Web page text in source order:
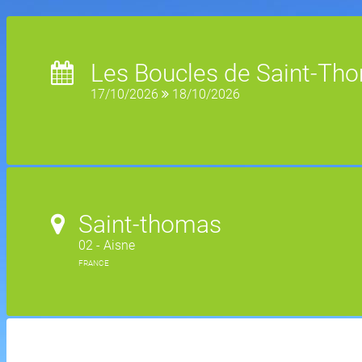
Les Boucles de Saint-
17/10/2026 18/10/2026
Saint-thomas
02 - Aisne
FRANCE